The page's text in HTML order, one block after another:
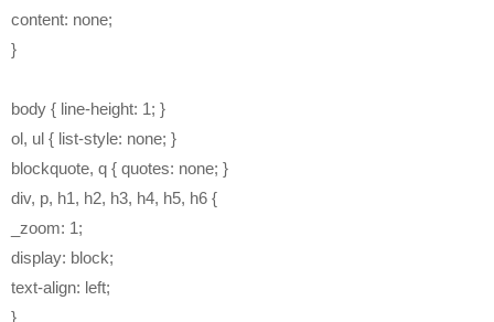
content: none;
}
body { line-height: 1; }
ol, ul { list-style: none; }
blockquote, q { quotes: none; }
div, p, h1, h2, h3, h4, h5, h6 {
_zoom: 1;
display: block;
text-align: left;
}